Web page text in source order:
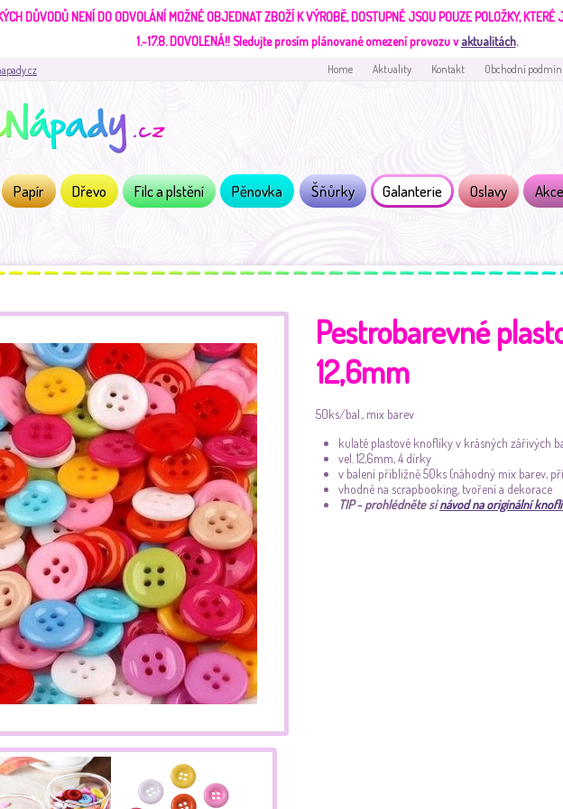
DŮVODŮ NENÍ DO ODVOLÁNÍ MOŽNÉ OBJEDNAT ZBOŽÍ K VÝROBĚ, DOSTUPNÉ JSOU POUZE POLOŽKY, KTERÉ
1.-17.8. DOVOLENÁ!!Sledujte prosím plánované omezení provozu vaktualitách.
Home Aktuality Kontakt Obchodní
Papír Dřevo Filc a plstění Pěnovka Šňůrky Galanterie Oslavy
Pestrobarevné
12,6mm
50ks/bal., mix barev
kulaté plastové knoflíky v krásných zářivých
vel. 12,6mm, 4 dírky
v balení přibližně 50ks (náhodný mix barev,
vhodné na scrapbooking, tvoření a dekorace
TIP - prohlédněte sinávod na originální